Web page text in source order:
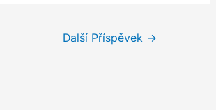
Další Příspěvek →